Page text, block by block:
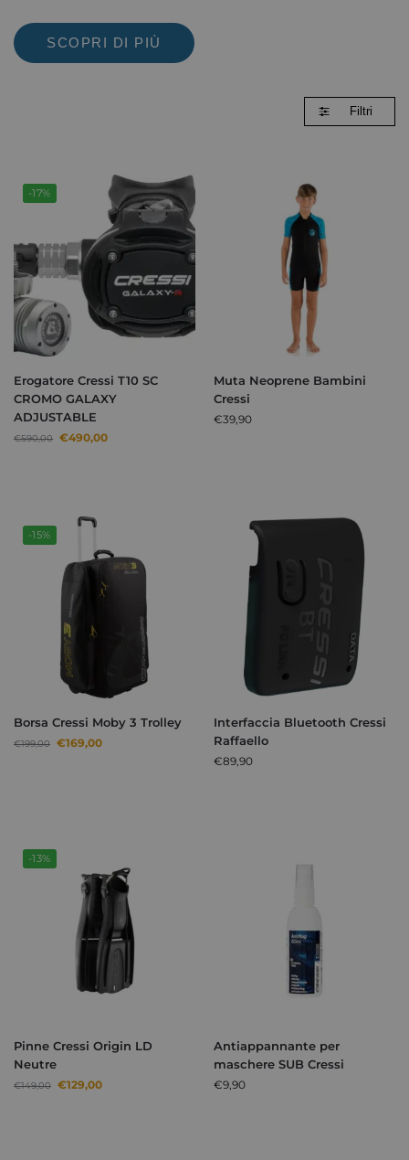
SCOPRI DI PIÙ
Filtri
-17%
Erogatore Cressi T10 SC
CROMO GALAXY
ADJUSTABLE
€590,00 €490,00
Muta Neoprene Bambini
Cressi
€39,90
-15%
Borsa Cressi Moby 3 Trolley
€199,00 €169,00
Interfaccia Bluetooth Cressi
Raffaello
€89,90
-13%
Pinne Cressi Origin LD
Neutre
€149,00 €129,00
Antiappannante per
maschere SUB Cressi
€9,90